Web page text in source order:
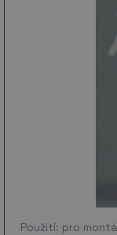
Použití: pro